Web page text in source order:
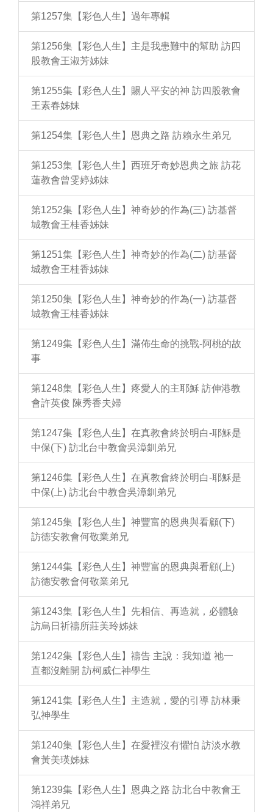
第1257集【彩色人生】過年專輯
第1256集【彩色人生】主是我患難中的幫助 訪四
股教會王淑芳姊妹
第1255集【彩色人生】賜人平安的神 訪四股教會
王素春姊妹
第1254集【彩色人生】恩典之路 訪賴永生弟兄
第1253集【彩色人生】西班牙奇妙恩典之旅 訪花
蓮教會曾雯婷姊妹
第1252集【彩色人生】神奇妙的作為(三) 訪基督
城教會王桂香姊妹
第1251集【彩色人生】神奇妙的作為(二) 訪基督
城教會王桂香姊妹
第1250集【彩色人生】神奇妙的作為(一) 訪基督
城教會王桂香姊妹
第1249集【彩色人生】滿佈生命的挑戰-阿桃的故
事
第1248集【彩色人生】疼愛人的主耶穌 訪伸港教
會許英俊 陳秀香夫婦
第1247集【彩色人生】在真教會終於明白-耶穌是
中保(下) 訪北台中教會吳漳釧弟兄
第1246集【彩色人生】在真教會終於明白-耶穌是
中保(上) 訪北台中教會吳漳釧弟兄
第1245集【彩色人生】神豐富的恩典與看顧(下)
訪德安教會何敬業弟兄
第1244集【彩色人生】神豐富的恩典與看顧(上)
訪德安教會何敬業弟兄
第1243集【彩色人生】先相信、再造就，必體驗
訪烏日祈禱所莊美玲姊妹
第1242集【彩色人生】禱告 主說：我知道 祂一
直都沒離開 訪柯威仁神學生
第1241集【彩色人生】主造就，愛的引導 訪林秉
弘神學生
第1240集【彩色人生】在愛裡沒有懼怕 訪淡水教
會黃美瑛姊妹
第1239集【彩色人生】恩典之路 訪北台中教會王
鴻祥弟兄